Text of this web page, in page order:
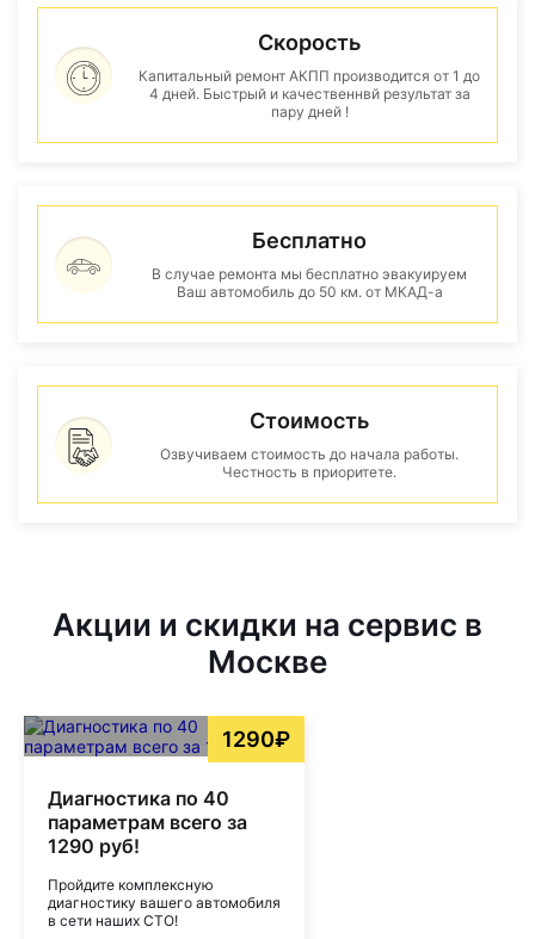
Скорость
Капитальный ремонт АКПП производится от 1 до
4 дней. Быстрый и качественнвй результат за
пару дней !
Бесплатно
В случае ремонта мы бесплатно эвакуируем
Ваш автомобиль до 50 км. от МКАД-а
Стоимость
Озвучиваем стоимость до начала работы.
Честность в приоритете.
Акции и скидки на сервис в
Москве
1290₽
Диагностика по 40
параметрам всего за
1290 руб!
Пройдите комплексную
диагностику вашего автомобиля
в сети наших СТО!